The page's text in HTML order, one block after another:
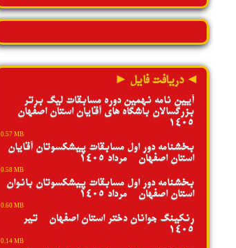
◄ دریافت فایل ►
آیین نامه نهمین دوره مسابقات لیگ برتر
بزرگسالان باشگاه های آقایان استان اصفهان -
1405
0.57 MB
بخشنامه دور اول مسابقات پیشکسوتان آقایان
استان اصفهان - مرداد 1405
0.58 MB
بخشنامه دور اول مسابقات پیشکسوتان بانوان
استان اصفهان - مرداد 1405
0.60 MB
رنکینگ جوانان دختر استان اصفهان - تیر
1405
0.14 MB